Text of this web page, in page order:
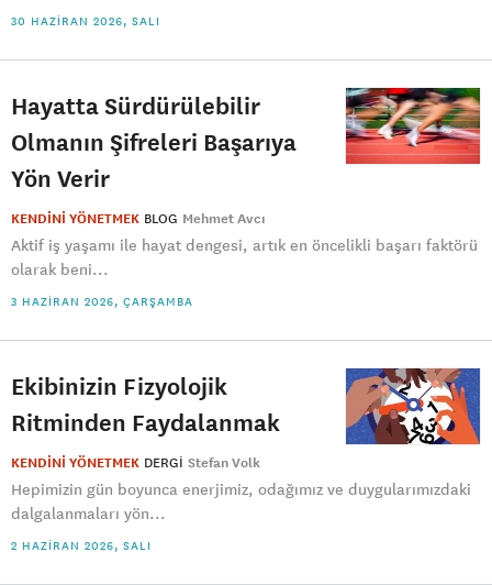
30 HAZIRAN 2026, SALI
Hayatta Sürdürülebilir
Olmanın Şifreleri Başarıya
Yön Verir
KENDİNİ YÖNETMEK BLOG Mehmet Avcı
Aktif iş yaşamı ile hayat dengesi, artık en öncelikli başarı faktörü
olarak beni...
3 HAZIRAN 2026, ÇARŞAMBA
Ekibinizin Fizyolojik
Ritminden Faydalanmak
KENDİNİ YÖNETMEK DERGI Stefan Volk
Hepimizin gün boyunca enerjimiz, odağımız ve duygularımızdaki
dalgalanmaları yön...
2 HAZIRAN 2026, SALI